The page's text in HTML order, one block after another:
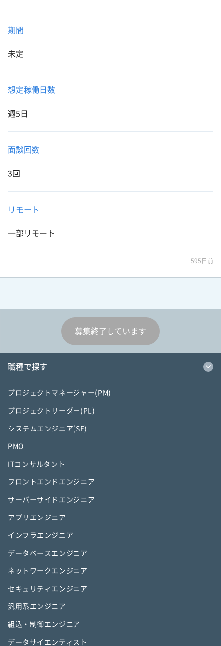
期間
未定
想定稼働日数
週5日
面談回数
3回
リモート
一部リモート
595日前
募集終了しています
職種で探す
プロジェクトマネージャー(PM)
プロジェクトリーダー(PL)
システムエンジニア(SE)
PMO
ITコンサルタント
フロントエンドエンジニア
サーバーサイドエンジニア
アプリエンジニア
インフラエンジニア
データベースエンジニア
ネットワークエンジニア
セキュリティエンジニア
汎用系エンジニア
組込・制御エンジニア
データサイエンティスト